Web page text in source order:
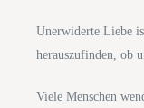
Unerwiderte Liebe
herauszufinden, ob
Viele Menschen